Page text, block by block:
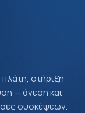
στήριξη
— άνεση και
συσκέψεων.